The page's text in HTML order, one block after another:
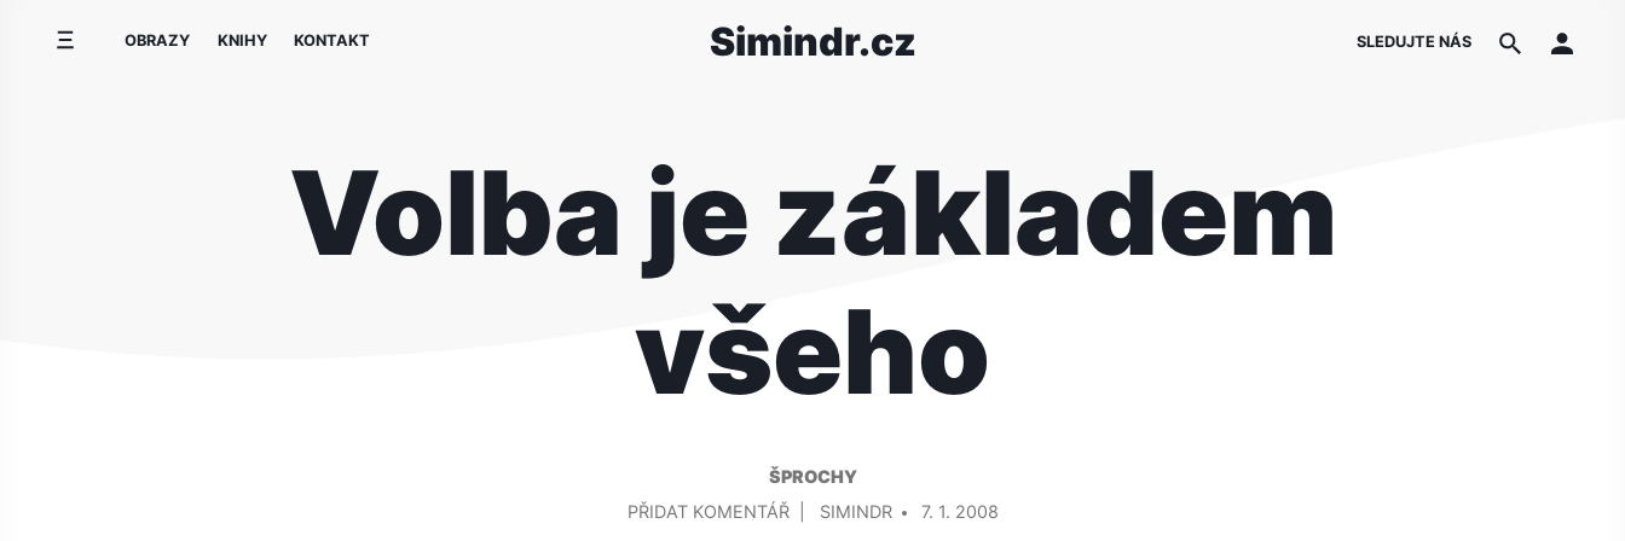
OBRAZY KNIHY KONTAKT Simindr.cz SLEDUJTE NÁS
Volba je základem
všeho
ŠPROCHY
PŘIDAT KOMENTÁŘNA
PŘIDAL/A
SIMINDR 7. 1. 2008